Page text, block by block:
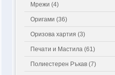
Мрежи (4)
Оригами (36)
Оризова хартия (3)
Печати и Мастила (61)
Полиестерен Ръкав (7)